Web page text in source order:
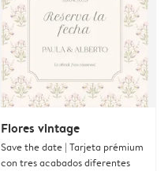
Flores vintage
Save the date | Tarjeta prémium
con tres acabados diferentes